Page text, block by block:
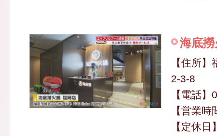
海底
【住所
2-3-8
【電話
【営業
【定休